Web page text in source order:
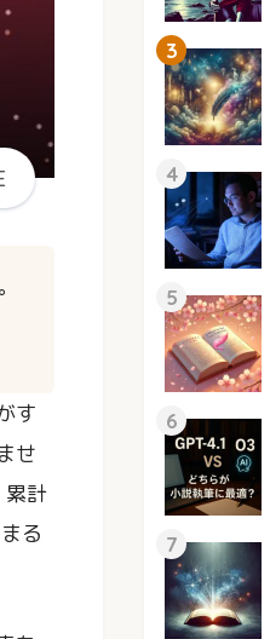
す
せ
計
る
3
4
5
6
7